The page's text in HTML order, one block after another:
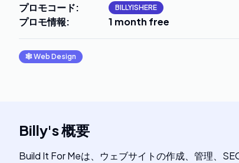
プロモコード: BILLYISHERE
プロモ情報: 1 month free
🕸Web Design
Billy's概要
Build It For Meは、ウェブサイトの作成、管理、